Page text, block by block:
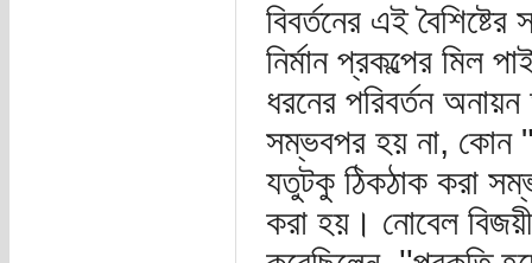
বিবর্তনের এই
নির্মান প্রকল্পের মিল
ধরনের পরিবর্তন
সম্ভবপর হয় না, কোন
যতুটকু ঠিকঠাক করা
করা হয়। নোবেল